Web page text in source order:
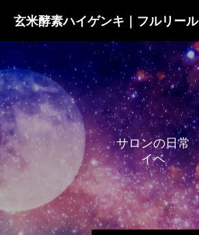
玄米酵素ハイゲンキ｜フルリール
サロンの日常
イベントの